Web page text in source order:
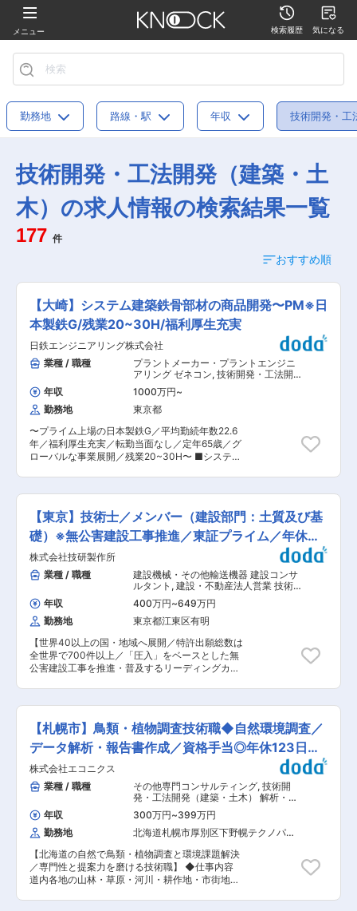
メニュー 検索履歴 気になる
勤務地 路線・駅 年収 技術開発・工
技術開発・工法開発（建築・土
木）の求人情報の検索結果一覧
177 件
おすすめ順
【大崎】システム建築鉄骨部材の商品開発〜PM※日
本製鉄G/残業20~30H/福利厚生充実
日鉄エンジニアリング株式会社
業種 / 職種
プラントメーカー・プラントエンジニ
アリング ゼネコン, 技術開発・工法開
発（建築・土木） 部材開発・建材開発
（建築・土木）
年収 1000万円~
勤務地
東京都
〜プライム上場の日本製鉄G／平均勤続年数22.6
年／福利厚生充実／転勤当面なし／定年65歳／グ
ローバルな事業展開／残業20~30H〜 ■システム
高まってきています。発展性の高い事業におい
て、鉄骨新部材を活用した鉄骨製作の事業化を企
画しています。 ■業務概要： 鉄骨システム建築
商材の新規開発、プロジェクト推進（プロジェク
トマネジメント〜実行） ■業務詳細： システム
建築における鉄骨商品の新商品開発から製作管理
までの一連業務をご担当いただきます。 ・システ
ム建築鉄骨部材の商品開発 ・プロジェクトマネジ
メント ・鉄骨工場選定 ・工作図管理(作図は委託
先が担当) ・鉄骨製作管理 ・現場施工管理全般及
び事業推進体制の構築 ※ご経験に応じてリーダー
または担当者の役割を決定します。 ■入社後のキ
ャリアパス： 建築プロジェクトの施工図、システ
ム建築業務、鉄骨工作図に関わる業務全般を担当
し、実践 を通じてスキルを磨いていただきます。
将来はチームを牽引いただくことも期待していま
務、私服通勤やフレックス制も導入しておりま
す。男性社員もお子様の送り迎えを行っているな
ど制度をしっかりと運用できる風土で、社員の定
着率は驚異の98％です。 ■福利厚生： 最大の財
産である社員が生き生きと働ける会社であるため
に、福利厚生制度とワークライフバランスの充実
に力を入れております。フレックスタイム制の導
入や、退職金(規定あり)、再雇用希望登録制度な
ど他にも様々な制度がございます。
【東京】技術士／メンバー（建設部門：土質及び基
礎）※無公害建設工事推進／東証プライム／年休
128日◎
株式会社技研製作所
業種 / 職種
建設機械・その他輸送機器 建設コンサ
ルタント , 建設・不動産法人営業 技術
開発・工法開発（建築・土木）
年収 400万円~649万円
勤務地
東京都江東区有明
【世界40以上の国・地域へ展開／特許出願総数は
全世界で700件以上／「圧入」をベースとした無
公害建設工事を推進・普及するリーディングカン
工法の普及計画の立案および営業活動、進捗管理
・積算、CAD（Auto CAD）による作図 ・構造設
計（解析他） ■当社の魅力： ◇産休前のテレワ
ーク制度の導入、短時間勤務制度の利用促進等が
評価され厚生労働省の主催する「イクメン企業ア
ワード2020」でグランプリを受賞しました。 ◇
女性の産休育休取得後の復帰率は100％、男性社
員の育休取得も推進し、仕事とプライベートの両
立が可能。今後もより一層働きやすい環境づくり
に力を入れていきます。 ◇急成長、事業拡大に伴
う新プロジェクトの立ち上げなどにより、ここ数
年では社員数に対し約1割程度の新入社員を採
用、平均年齢がぐっと若くなっています。
（2023年新卒：約30名入社、2022年新卒：約
30名入社）直近3年で入社した新入社員の離職率
は1割未満と人材定着も図れています。（2023年
【札幌市】鳥類・植物調査技術職◆自然環境調査／
データ解析・報告書作成／資格手当◎年休123日・
残業少
株式会社エコニクス
業種 / 職種
その他専門コンサルティング, 技術開
発・工法開発（建築・土木） 解析・調
査
年収 300万円~399万円
勤務地
北海道札幌市厚別区下野幌テクノパー
【北海道の自然で鳥類・植物調査と環境課題解決
／専門性と提案力を磨ける技術職】 ◆仕事内容
道内各地の山林・草原・河川・耕作地・市街地に